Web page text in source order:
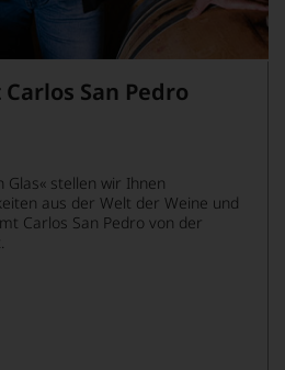
San Pedro
Glas« stellen wir Ihnen
aus der Welt der Weine und
Carlos San Pedro von der